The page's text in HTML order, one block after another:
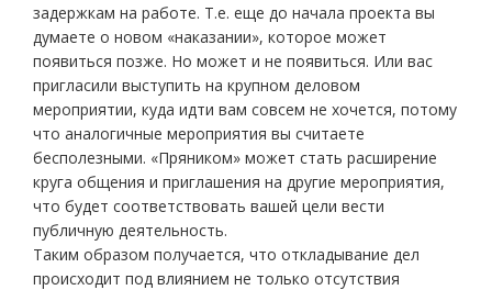
задержкам на работе. Т.е. еще до начала проекта вы
думаете о новом «наказании», которое может
появиться позже. Но может и не появиться. Или вас
пригласили выступить на крупном деловом
мероприятии, куда идти вам совсем не хочется, потому
что аналогичные мероприятия вы считаете
бесполезными. «Пряником» может стать расширение
круга общения и приглашения на другие мероприятия,
что будет соответствовать вашей цели вести
публичную деятельность.
Таким образом получается, что откладывание дел
происходит под влиянием не только отсутствия